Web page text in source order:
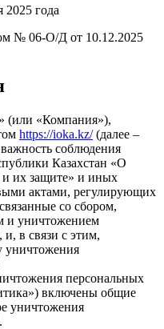
2025 года
№ 06-О/Д от 10.12.2025
«Компания»),
https://ioka.kz/(далее –
соблюдения
Казахстан «О
их защите» и иных
актами, регулирующих
со сбором,
и уничтожением
в связи с этим,
уничтожения
персональных
включены общие
уничтожения